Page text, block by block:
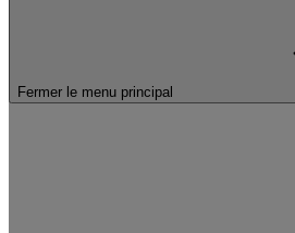
Fermer le menu principal